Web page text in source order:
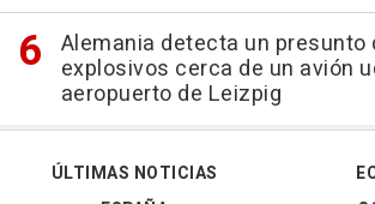
Alemania detecta un presunto
explosivos cerca de un avión
aeropuerto de Leizpig
ÚLTIMAS NOTICIAS